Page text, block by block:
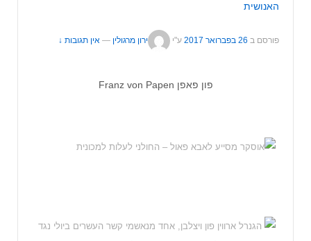
האנושית
פורסם ב 26 בפברואר 2017 ע"י ירון מרגולין — אין תגובות ↓
פון פאפן Franz von Papen